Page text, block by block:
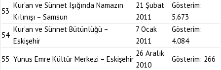
53
Kur’an ve Sünnet Işığında Namazın
Kılınışı – Samsun
21 Şubat
2011
Gösterim:
5.673
54
Kur’an ve Sünnet Bütünlüğü –
Eskişehir
7 Ocak
2011
Gösterim:
4.084
55 Yunus Emre Kültür Merkezi – Eskişehir
26 Aralık
2010
Gösterim: 266